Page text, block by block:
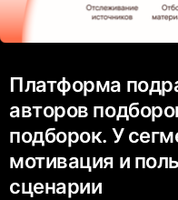
Платформа
авторов
подборок. У
мотивация и
сценарии